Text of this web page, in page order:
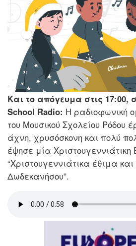
Και το απόγευμα στις 17:00,
School Radio: Η ραδιοφωνική
του Μουσικού Σχολείου Ρόδου
άχνη, χρυσόσκονη και πολύ
έψησε μία
“Χριστουγεννιάτικα έθιμα
Δωδεκανήσου”.